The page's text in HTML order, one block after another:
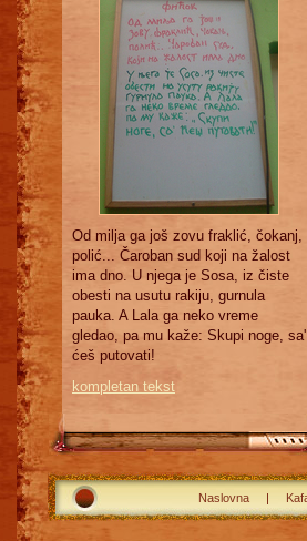
Od milja ga još zovu fraklić, čokanj,
polić... Čaroban sud koji na žalost
ima dno. U njega je Sosa, iz čiste
obesti na usutu rakiju, gurnula
pauka. A Lala ga neko vreme
gledao, pa mu kaže: Skupi noge, sa'
ćeš putovati!
kompletan tekst
Naslovna